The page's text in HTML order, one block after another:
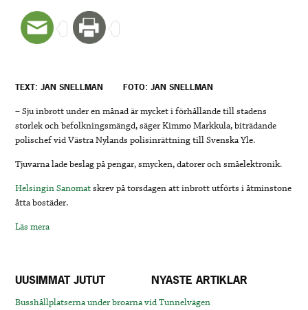
TEXT: JAN SNELLMAN FOTO: JAN SNELLMAN
– Sju inbrott under en månad är mycket i förhållande till stadens
storlek och befolkningsmängd, säger Kimmo Markkula, biträdande
polischef vid Västra Nylands polisinrättning till Svenska Yle.
Tjuvarna lade beslag på pengar, smycken, datorer och småelektronik.​
Helsingin Sanomatskrev på torsdagen att inbrott utförts i åtminstone
åtta bostäder.
Läs mera
UUSIMMAT JUTUT NYASTE ARTIKLAR
Busshållplatserna under broarna vid Tunnelvägen